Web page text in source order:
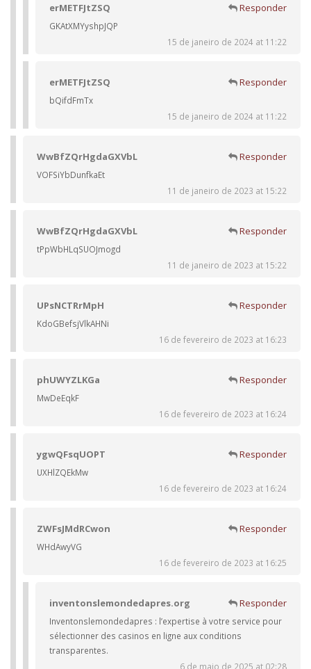
erMETFJtZSQ Responder
GKAtXMYyshpJQP
15 de janeiro de 2024 at 11:22
erMETFJtZSQ Responder
bQifdFmTx
15 de janeiro de 2024 at 11:22
WwBfZQrHgdaGXVbL Responder
VOFSiYbDunfkaEt
11 de janeiro de 2023 at 15:22
WwBfZQrHgdaGXVbL Responder
tPpWbHLqSUOJmogd
11 de janeiro de 2023 at 15:22
UPsNCTRrMpH Responder
KdoGBefsjVlkAHNi
16 de fevereiro de 2023 at 16:23
phUWYZLKGa Responder
MwDeEqkF
16 de fevereiro de 2023 at 16:24
ygwQFsqUOPT Responder
UXHlZQEkMw
16 de fevereiro de 2023 at 16:24
ZWFsJMdRCwon Responder
WHdAwyVG
16 de fevereiro de 2023 at 16:25
inventonslemondedapres.org Responder
Inventonslemondedapres : l’expertise à votre service pour
sélectionner des casinos en ligne aux conditions
transparentes.
6 de maio de 2025 at 02:28